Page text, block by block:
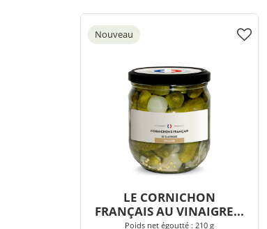
Nouveau
LE CORNICHON
FRANÇAIS AU VINAIGRE...
Poids net égoutté : 210 g